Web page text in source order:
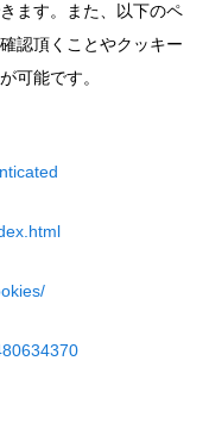
ます。また、以下のペ
認頂くことやクッキー
可能です。